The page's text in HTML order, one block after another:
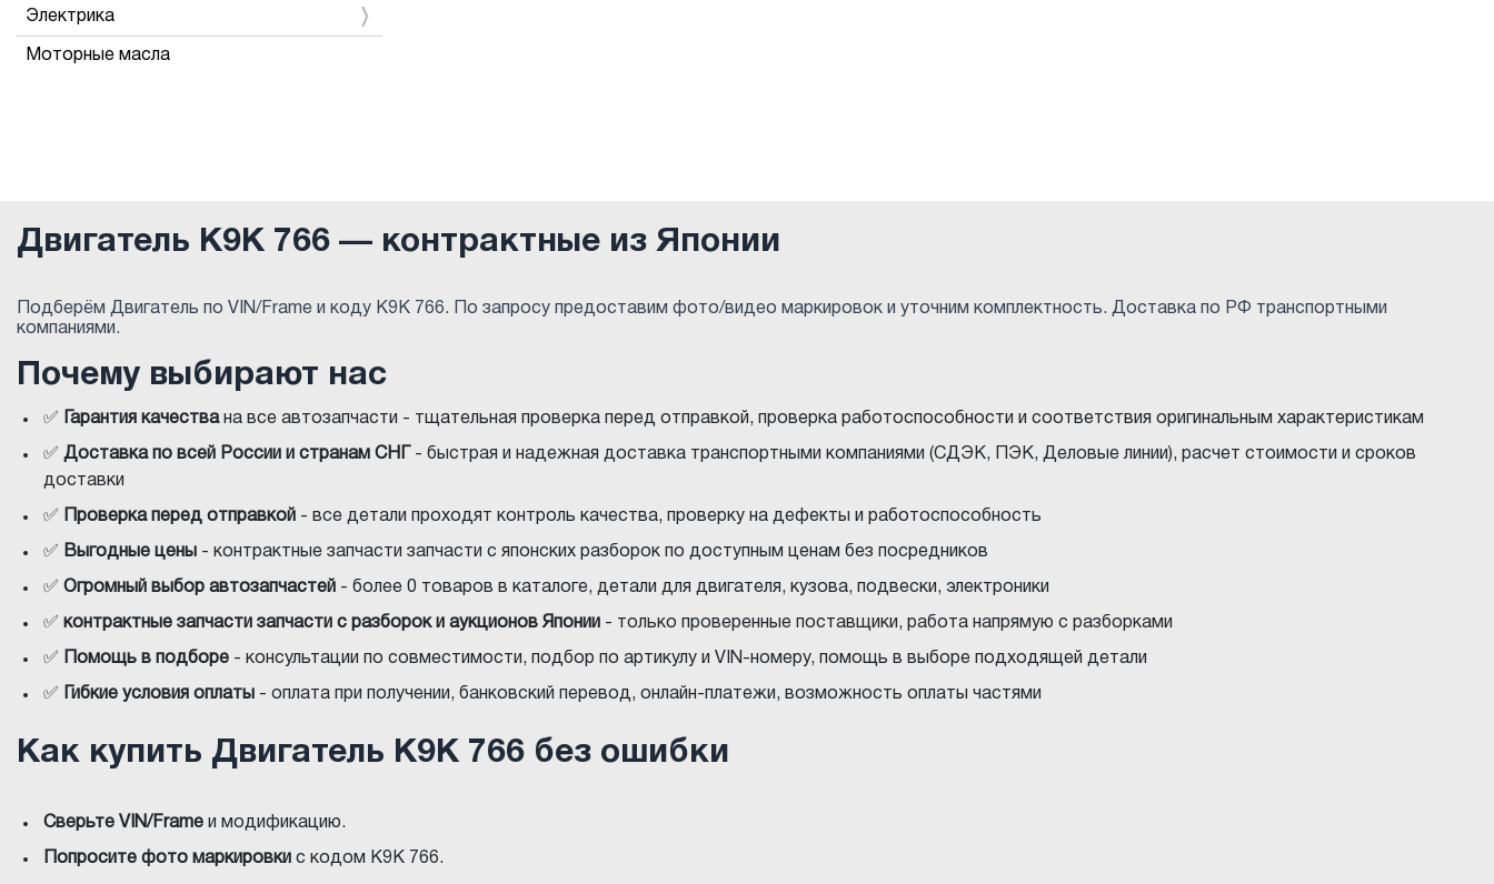
Электрика
Моторные масла
Двигатель K9K 766 — контрактные из Японии
Подберём Двигатель по VIN/Frame и коду K9K 766. По запросу предоставим фото/видео маркировок и уточним комплектность. Доставка по РФ транспортными
компаниями.
Почему выбирают нас
✅ Гарантия качествана все автозапчасти - тщательная проверка перед отправкой, проверка работоспособности и соответствия оригинальным характеристикам
✅ Доставка по всей России и странам СНГ
- быстрая и надежная доставка транспортными компаниями (СДЭК, ПЭК, Деловые линии), расчет стоимости и сроков
доставки
✅ Проверка перед отправкой - все детали проходят контроль качества, проверку на дефекты и работоспособность
✅ Выгодные цены - контрактные запчасти запчасти с японских разборок по доступным ценам без посредников
✅ Огромный выбор автозапчастей - более 0 товаров в каталоге, детали для двигателя, кузова, подвески, электроники
✅ контрактные запчасти запчасти с разборок и аукционов Японии - только проверенные поставщики, работа напрямую с разборками
✅ Помощь в подборе - консультации по совместимости, подбор по артикулу и VIN-номеру, помощь в выборе подходящей детали
✅ Гибкие условия оплаты - оплата при получении, банковский перевод, онлайн-платежи, возможность оплаты частями
Как купить Двигатель K9K 766 без ошибки
Сверьте VIN/Frame и модификацию.
Попросите фото маркировки с кодом K9K 766.